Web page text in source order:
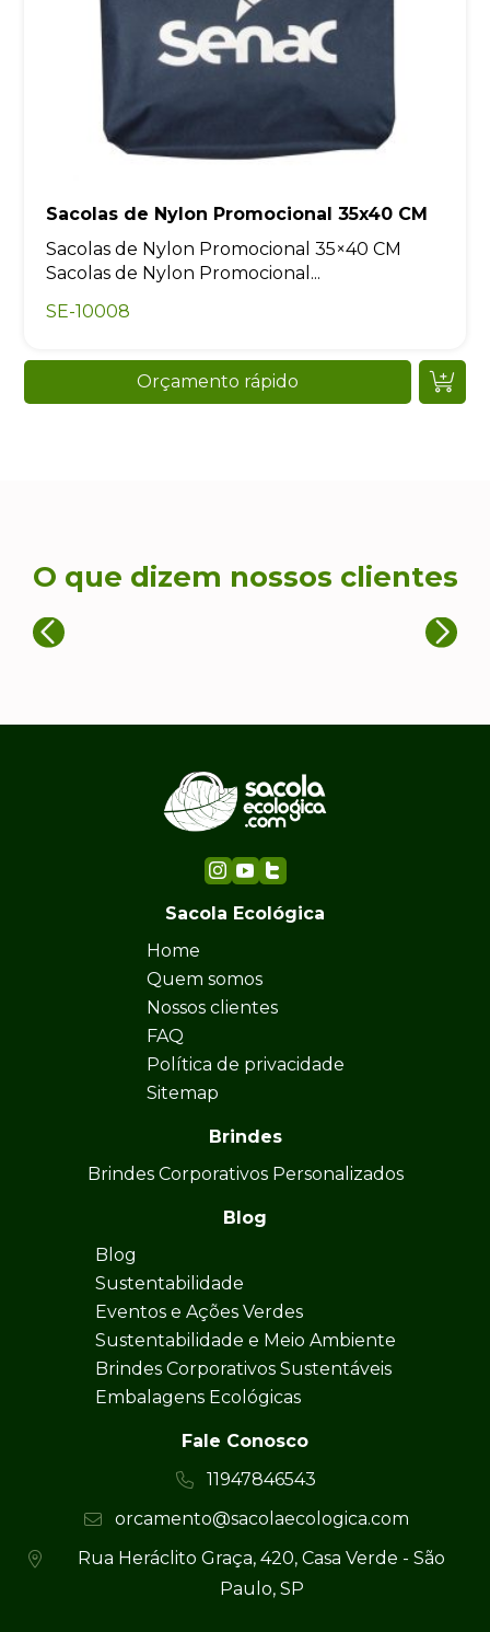
Sacolas de Nylon Promocional 35x40 CM
Sacolas de Nylon Promocional 35×40 CM
Sacolas de Nylon Promocional...
SE-10008
Orçamento rápido
O que dizem nossos clientes
Sacola Ecológica
Home
Quem somos
Nossos clientes
FAQ
Política de privacidade
Sitemap
Brindes
Brindes Corporativos Personalizados
Blog
Blog
Sustentabilidade
Eventos e Ações Verdes
Sustentabilidade e Meio Ambiente
Brindes Corporativos Sustentáveis
Embalagens Ecológicas
Fale Conosco
11947846543
orcamento@sacolaecologica.com
Rua Heráclito Graça, 420, Casa Verde - São
Paulo, SP